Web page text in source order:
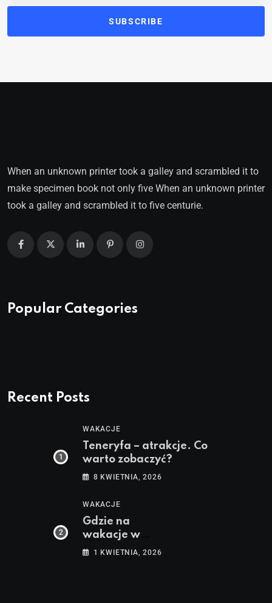
SUBSCRIBE
When an unknown printer took a galley and scrambled it to
make specimen book not only five When an unknown printer
took a galley and scrambled it to five centurie.
Popular Categories
Recent Posts
WAKACJE
Teneryfa – atrakcje. Co
warto zobaczyć?
8 KWIETNIA, 2026
WAKACJE
Gdzie na
wakacje w
maju?
1 KWIETNIA, 2026